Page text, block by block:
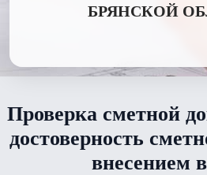
БРЯНСКОЙ
Проверка сметной
достоверность
внесением